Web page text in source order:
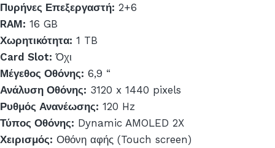
Πυρήνες Επεξεργαστή: 2+6
RAM: 16 GB
Χωρητικότητα: 1 TB
Card Slot: Όχι
Μέγεθος Οθόνης: 6,9 “
Ανάλυση Οθόνης: 3120 x 1440 pixels
Ρυθμός Ανανέωσης: 120 Hz
Τύπος Οθόνης: Dynamic AMOLED 2X
Χειρισμός: Οθόνη αφής (Touch screen)